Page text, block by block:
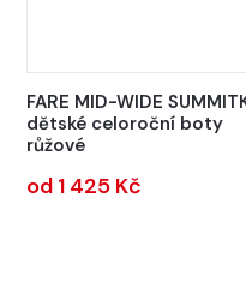
FARE MID-WIDE
dětské celoroční boty
růžové
od 1 425 Kč